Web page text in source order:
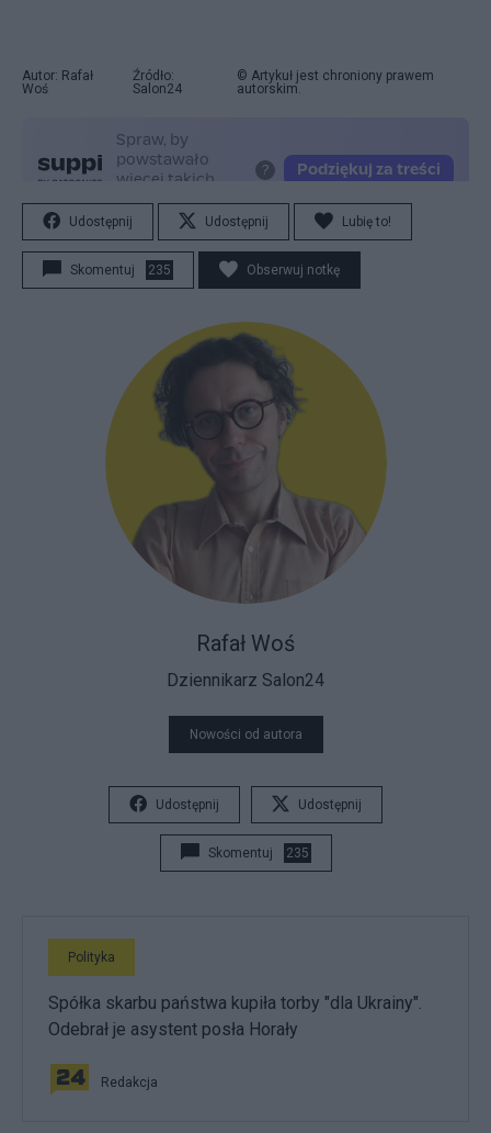
Autor: Rafał
Woś
Źródło:
Salon24
© Artykuł jest chroniony prawem
autorskim.
Udostępnij Udostępnij Lubię to!
Skomentuj 235 Obserwuj notkę
Dziennikarz Salon24
Rafał Woś
Nowości od autora
Udostępnij Udostępnij
Skomentuj 235
Polityka
Spółka skarbu państwa kupiła torby "dla Ukrainy".
Odebrał je asystent posła Horały
Redakcja